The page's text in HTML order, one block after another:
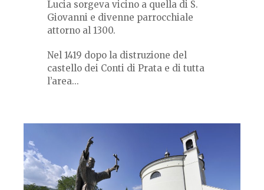
Lucia sorgeva vicino a quella di S.
Giovanni e divenne parrocchiale
attorno al 1300.
Nel 1419 dopo la distruzione del
castello dei Conti di Prata e di tutta
l’area...